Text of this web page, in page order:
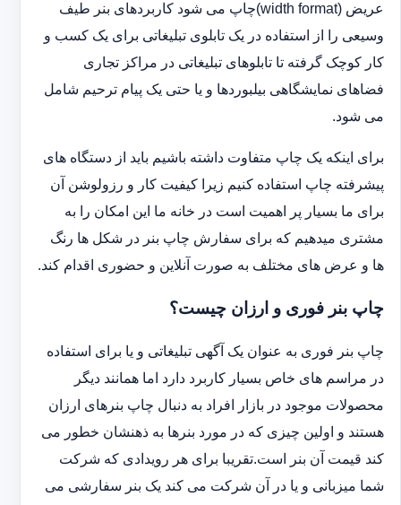
عریض (width format)چاپ می شود کاربردهای بنر طیف
وسیعی را از استفاده در یک تابلوی تبلیغاتی برای یک کسب و
کار کوچک گرفته تا تابلوهای تبلیغاتی در مراکز تجاری
فضاهای نمایشگاهی بیلبوردها و یا حتی یک پیام ترحیم شامل
می شود.
برای اینکه یک چاپ متفاوت داشته باشیم باید از دستگاه های
پیشرفته چاپ استفاده کنیم زیرا کیفیت کار و رزولوشن آن
برای ما بسیار پر اهمیت است در خانه ما این امکان را به
مشتری میدهیم که برای سفارش چاپ بنر در شکل ها رنگ
ها و عرض های مختلف به صورت آنلاین و حضوری اقدام کند.
چاپ بنر فوری و ارزان چیست؟
چاپ بنر فوری به عنوان یک آگهی تبلیغاتی و یا برای استفاده
در مراسم های خاص بسیار کاربرد دارد اما همانند دیگر
محصولات موجود در بازار افراد به دنبال چاپ بنرهای ارزان
هستند و اولین چیزی که در مورد بنرها به ذهنشان خطور می
کند قیمت آن بنر است.تقریبا برای هر رویدادی که شرکت
شما میزبانی و یا در آن شرکت می کند یک بنر سفارشی می